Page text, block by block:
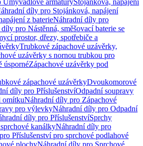
armaturyStojánková, napájení
díly pro Stojánková, napájení
z baterieNáhradní díly pro
pro Nástěnná, směšovací baterie se
prostor, dřezy, spotřebiče a
Trubkové zápachové uzávěrky,
uzávěrky s nornou trubkou pro
úspornéZápachové uzávěrky pod
zápachové uzávěrkyDvoukomorové
díly pro PříslušenstvíOdpadní soupravy
omítkuNáhradní díly pro Zápachové
pro výlevkyNáhradní díly pro Odpadní
díly pro PříslušenstvíSprchy
kanálkyNáhradní díly pro
Příslušenství pro sprchové podlahové
plochyNáhradní díly pro Sprchové